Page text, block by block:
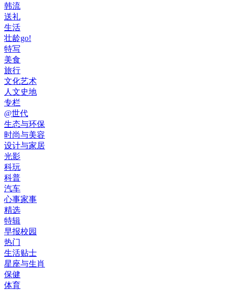
韩流
送礼
生活
壮龄go!
特写
美食
旅行
文化艺术
人文史地
专栏
@世代
生态与环保
时尚与美容
设计与家居
光影
科玩
科普
汽车
心事家事
精选
特辑
早报校园
热门
生活贴士
星座与生肖
保健
体育